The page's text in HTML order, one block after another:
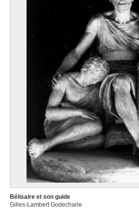
Bélisaire et son guide
Gilles-Lambert Godecharle